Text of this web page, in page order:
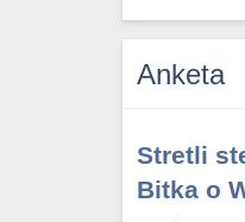
Anketa
Stretli
Bitka o